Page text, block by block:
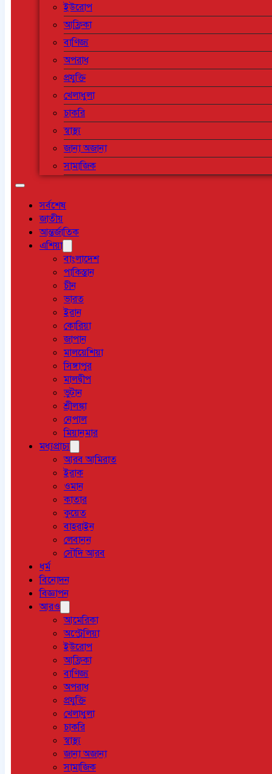
ইউরোপ
আফ্রিকা
বাণিজ্য
অপরাধ
প্রযুক্তি
খেলাধুলা
চাকরি
স্বাস্থ্য
জানা অজানা
সামাজিক
সর্বশেষ
জাতীয়
আন্তর্জাতিক
এশিয়া
বাংলাদেশ
পাকিস্তান
চীন
ভারত
ইরান
কোরিয়া
জাপান
মালয়েশিয়া
সিঙ্গাপুর
মালদ্বীপ
ভুটান
শ্রীলঙ্কা
নেপাল
মিয়ানমার
মধ্যপ্রাচ্য
আরব আমিরাত
ইরাক
ওমান
কাতার
কুয়েত
বাহরাইন
লেবানন
সৌদি আরব
ধর্ম
বিনোদন
বিজ্ঞাপন
আরও
আমেরিকা
অস্ট্রেলিয়া
ইউরোপ
আফ্রিকা
বাণিজ্য
অপরাধ
প্রযুক্তি
খেলাধুলা
চাকরি
স্বাস্থ্য
জানা অজানা
সামাজিক